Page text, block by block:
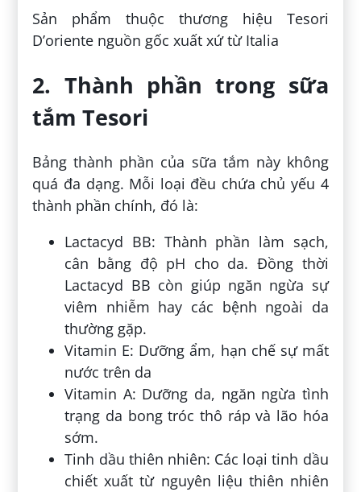
Sản phẩm thuộc thương hiệu Tesori
D’oriente nguồn gốc xuất xứ từ Italia
2. Thành phần trong sữa
tắm Tesori
Bảng thành phần của sữa tắm này không
quá đa dạng. Mỗi loại đều chứa chủ yếu 4
thành phần chính, đó là:
Lactacyd BB: Thành phần làm sạch,
cân bằng độ pH cho da. Đồng thời
Lactacyd BB còn giúp ngăn ngừa sự
viêm nhiễm hay các bệnh ngoài da
thường gặp.
Vitamin E: Dưỡng ẩm, hạn chế sự mất
nước trên da
Vitamin A: Dưỡng da, ngăn ngừa tình
trạng da bong tróc thô ráp và lão hóa
sớm.
Tinh dầu thiên nhiên: Các loại tinh dầu
chiết xuất từ nguyên liệu thiên nhiên